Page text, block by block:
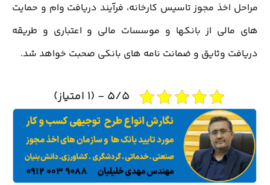
مراحل اخذ مجوز تاسیس کارخانه، فرآیند دریافت وام و حمایت
های مالی از بانکها و موسسات مالی و اعتباری و طریقه
دریافت وثایق و ضمانت نامه های بانکی صحبت خواهد شد.
5/5 - (1 امتیاز)